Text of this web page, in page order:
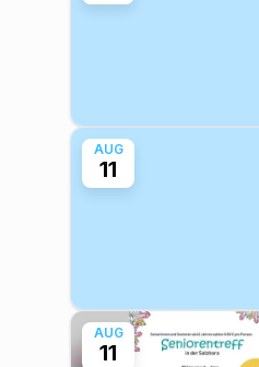
AUG
11
AUG
11